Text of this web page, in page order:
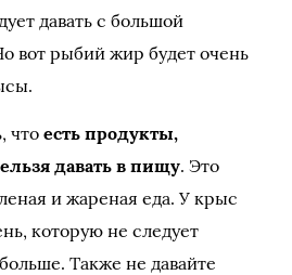
давать с большой
вот рыбий жир будет очень
что есть продукты,
давать в пищу. Это
и жареная еда. У крыс
которую не следует
Также не давайте